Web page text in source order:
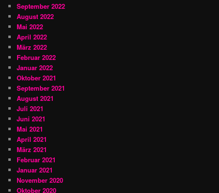
September 2022
August 2022
Mai 2022
April 2022
März 2022
Februar 2022
Januar 2022
Oktober 2021
September 2021
August 2021
Juli 2021
Juni 2021
Mai 2021
April 2021
März 2021
Februar 2021
Januar 2021
November 2020
Oktober 2020